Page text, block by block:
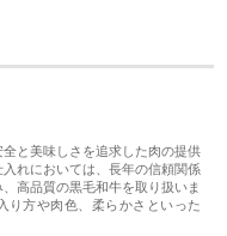
と美味しさを追求した肉の提供
れにおいては、長年の信頼関係
高品質の黒毛和牛を取り扱いま
り方や肉色、柔らかさといった